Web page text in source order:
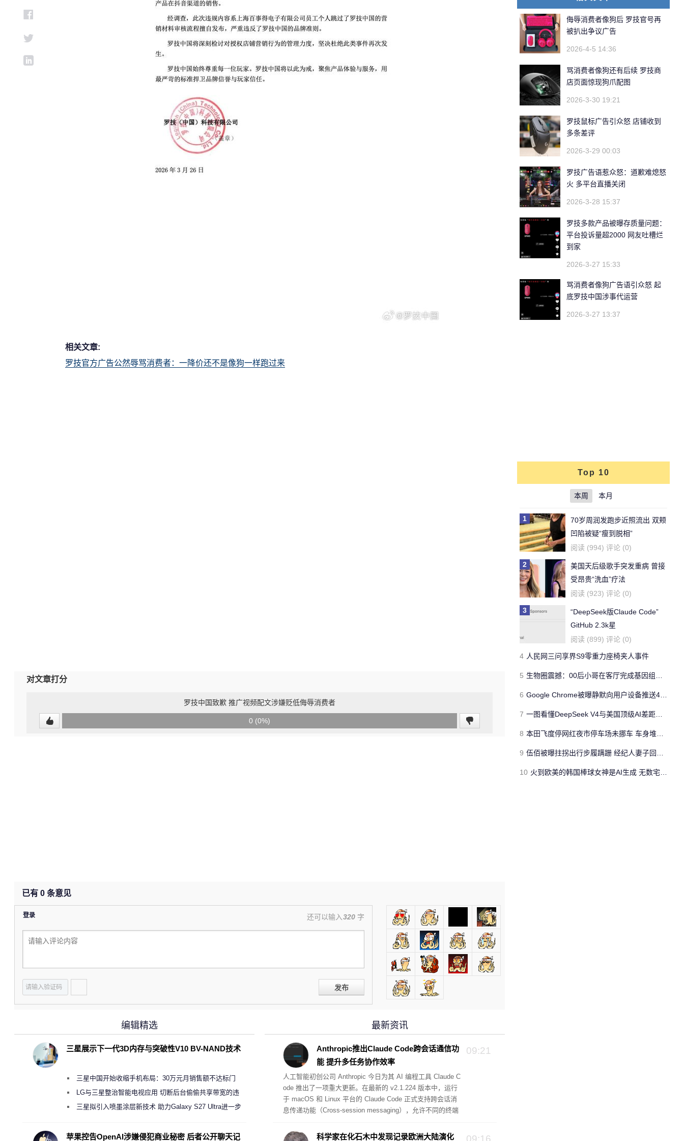
相关文章:
罗技官方广告公然辱骂消费者：一降价还不是像狗一样跑过来
对文章打分
罗技中国致歉 推广视频配文涉嫌贬低侮辱消费者
0 (0%)
已有 0 条意见
登录 还可以输入320 字
发布
最新资讯
09:21
Anthropic推出Claude Code跨会话通信功
能 提升多任务协作效率
人工智能初创公司 Anthropic 今日为其 AI 编程工具 Claude C
ode 推出了一项重大更新。在最新的 v2.1.224 版本中，运行
于 macOS 和 Linux 平台的 Claude Code 正式支持跨会话消
息传递功能（Cross-session messaging），允许不同的终端
09:16
科学家在化石木中发现记录欧洲大陆演化
编辑精选
三星展示下一代3D内存与突破性V10 BV-NAND技术
三星中国开始收缩手机布局：30万元月销售额不达标门
店 将被逐步清退
LG与三星整治智能电视应用 切断后台偷偷共享带宽的违
规行为三星拟引入喷墨涂层新技术 助力Galaxy S27 Ultra进一步
苹果控告OpenAI涉嫌侵犯商业秘密 后者公开聊天记
侮辱消费者像狗后 罗技官号再
被扒出争议广告
2026-4-5 14:36
骂消费者像狗还有后续 罗技商
店页面惊现狗爪配图
2026-3-30 19:21
罗技鼠标广告引众怒 店铺收到
多条差评
2026-3-29 00:03
罗技广告语惹众怒：道歉难熄怒
火 多平台直播关闭
2026-3-28 15:37
罗技多款产品被曝存质量问题：
平台投诉量超2000 网友吐槽烂
到家
2026-3-27 15:33
骂消费者像狗广告语引众怒 起
底罗技中国涉事代运营
2026-3-27 13:37
Top 10
本周 本月
1
70岁周润发跑步近照流出 双颊
凹陷被疑“瘦到脱相”
阅读 (994) 评论 (0)
2
美国天后级歌手突发重病 曾接
受昂贵“洗血”疗法
阅读 (923) 评论 (0)
3
“DeepSeek版Claude Code”
GitHub 2.3k星
阅读 (899) 评论 (0)
4 人民网三问享界S9零重力座椅夹人事件
5 生物圈震撼：00后小哥在客厅完成基因组测序 27亿美金壁垒塌了
6 Google Chrome被曝静默向用户设备推送4GB本地AI模型
7 一图看懂DeepSeek V4与美国顶级AI差距：落后8个月
8 本田飞度停网红夜市停车场未挪车 车身堆满垃圾、车牌被掰断
9 伍佰被曝拄拐出行步履蹒跚 经纪人妻子回应真相
10 火到欧美的韩国棒球女神是AI生成 无数宅男梦碎